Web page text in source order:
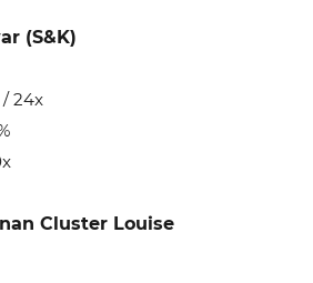
(S&K)
/ 24x
Cluster Louise